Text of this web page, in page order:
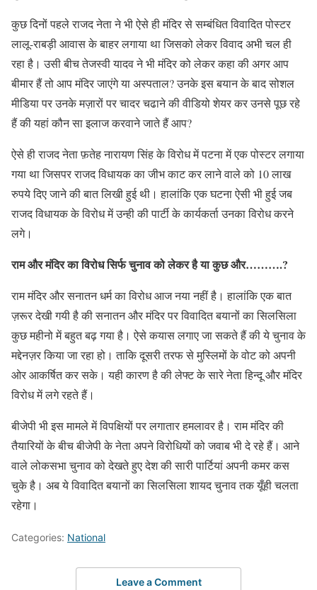
कुछ दिनों पहले राजद नेता ने भी ऐसे ही मंदिर से सम्बंधित विवादित पोस्टर
लालू-राबड़ी आवास के बाहर लगाया था जिसको लेकर विवाद अभी चल ही
रहा है। उसी बीच तेजस्वी यादव ने भी मंदिर को लेकर कहा की अगर आप
बीमार हैं तो आप मंदिर जाएंगे या अस्पताल? उनके इस बयान के बाद सोशल
मीडिया पर उनके मज़ारों पर चादर चढाने की वीडियो शेयर कर उनसे पूछ रहे
हैं की यहां कौन सा इलाज करवाने जाते हैं आप?
ऐसे ही राजद नेता फ़तेह नारायण सिंह के विरोध में पटना में एक पोस्टर लगाया
गया था जिसपर राजद विधायक का जीभ काट कर लाने वाले को 10 लाख
रुपये दिए जाने की बात लिखी हुई थी। हालांकि एक घटना ऐसी भी हुई जब
राजद विधायक के विरोध में उन्ही की पार्टी के कार्यकर्ता उनका विरोध करने
लगे।
राम और मंदिर का विरोध सिर्फ चुनाव को लेकर है या कुछ और……….?
राम मंदिर और सनातन धर्म का विरोध आज नया नहीं है। हालांकि एक बात
ज़रूर देखी गयी है की सनातन और मंदिर पर विवादित बयानों का सिलसिला
कुछ महीनो में बहुत बढ़ गया है। ऐसे कयास लगाए जा सकते हैं की ये चुनाव के
मद्देनज़र किया जा रहा हो। ताकि दूसरी तरफ से मुस्लिमों के वोट को अपनी
ओर आकर्षित कर सके। यही कारण है की लेफ्ट के सारे नेता हिन्दू और मंदिर
विरोध में लगे रहते हैं।
बीजेपी भी इस मामले में विपक्षियों पर लगातार हमलावर है। राम मंदिर की
तैयारियों के बीच बीजेपी के नेता अपने विरोधियों को जवाब भी दे रहे हैं। आने
वाले लोकसभा चुनाव को देखते हुए देश की सारी पार्टियां अपनी कमर कस
चुके है। अब ये विवादित बयानों का सिलसिला शायद चुनाव तक यूँही चलता
रहेगा।
Categories: National
Leave a Comment